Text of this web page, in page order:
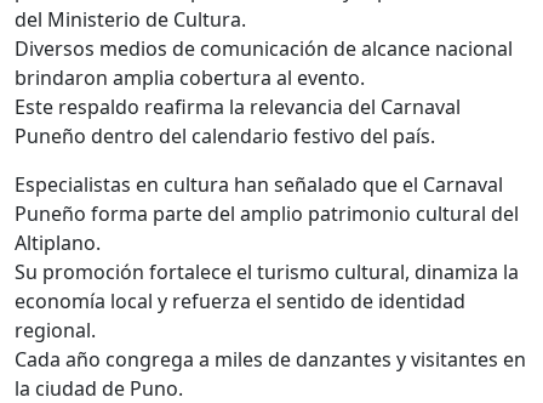
del Ministerio de Cultura.
Diversos medios de comunicación de alcance nacional
brindaron amplia cobertura al evento.
Este respaldo reafirma la relevancia del Carnaval
Puneño dentro del calendario festivo del país.
Especialistas en cultura han señalado que el Carnaval
Puneño forma parte del amplio patrimonio cultural del
Altiplano.
Su promoción fortalece el turismo cultural, dinamiza la
economía local y refuerza el sentido de identidad
regional.
Cada año congrega a miles de danzantes y visitantes en
la ciudad de Puno.